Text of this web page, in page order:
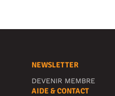
NEWSLETTER
DEVENIR MEMBRE
AIDE & CONTACT